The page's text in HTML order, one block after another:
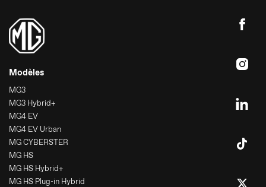
Modèles
MG3
MG3 Hybrid+
MG4 EV
MG4 EV Urban
MG CYBERSTER
MG HS
MG HS Hybrid+
MG HS Plug-in Hybrid